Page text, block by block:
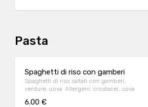
Pasta
Spaghetti di riso con gamberi
Spaghetti di riso saltati con gamberi,
verdure, uova Allergeni: crostacei, uova
6.00 €